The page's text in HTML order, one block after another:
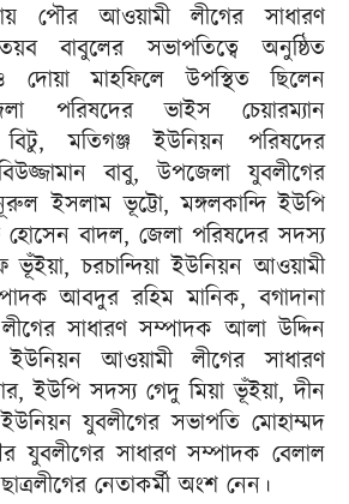
পৌর আওয়ামী লীগের সাধারণ
বাবুলের সভাপতিত্বে অনুষ্ঠিত
মাহফিলে উপস্থিত ছিলেন
পরিষদের ভাইস চেয়ারম্যান
মতিগঞ্জ ইউনিয়ন পরিষদের
বাবু, উপজেলা যুবলীগের
ইসলাম ভূট্টো, মঙ্গলকান্দি ইউপি
হোসেন বাদল, জেলা পরিষদের সদস্য
ভূঁইয়া, চরচান্দিয়া ইউনিয়ন আওয়ামী
আবদুর রহিম মানিক, বগাদানা
সাধারণ সম্পাদক আলা উদ্দিন
আওয়ামী লীগের সাধারণ
ইউপি সদস্য গেদু মিয়া ভূঁইয়া, দীন
যুবলীগের সভাপতি মোহাম্মদ
সাধারণ সম্পাদক বেলাল
নেতাকর্মী অংশ নেন।